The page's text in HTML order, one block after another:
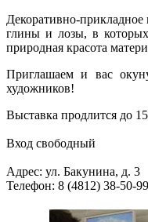
Декоративно-прикладное
глины и лозы, в которых
природная красота
Приглашаем и вас
художников!
Выставка продлится до 15
Вход свободный
Адрес: ул. Бакунина, д. 3
Телефон: 8 (4812) 38-50-99